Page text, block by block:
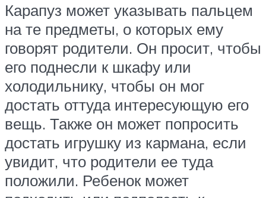
Карапуз может указывать пальцем
на те предметы, о которых ему
говорят родители. Он просит, чтобы
его поднесли к шкафу или
холодильнику, чтобы он мог
достать оттуда интересующую его
вещь. Также он может попросить
достать игрушку из кармана, если
увидит, что родители ее туда
положили. Ребенок может